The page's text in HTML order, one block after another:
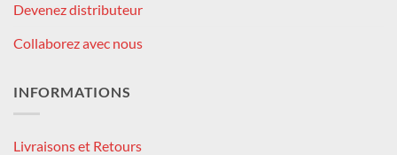
Devenez distributeur
Collaborez avec nous
INFORMATIONS
Livraisons et Retours